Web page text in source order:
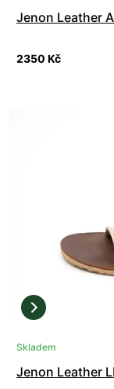
Jenon Leather
2350 Kč
Skladem
Jenon Leather